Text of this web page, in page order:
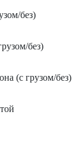
без)
без)
(с грузом/без)